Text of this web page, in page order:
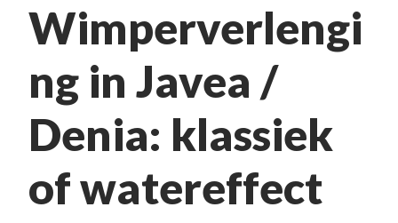
Wimperverlengi
ng in Javea /
Denia: klassiek
of watereffect